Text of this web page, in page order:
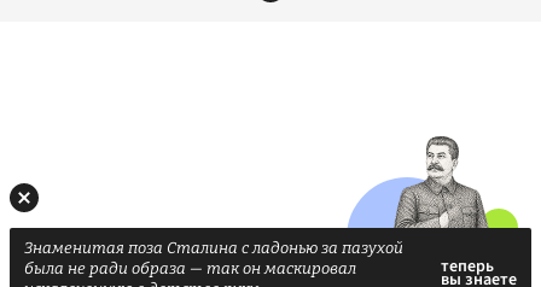
Знаменитая поза Сталина с ладонью за пазухой
была не ради образа — так он маскировал